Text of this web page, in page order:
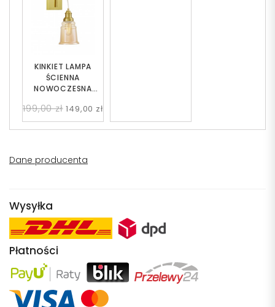
KINKIET LAMPA
ŚCIENNA
NOWOCZESNA
BURSZTYNOWA
MOLETTI W1
199,00 zł 149,00 zł
Dane producenta
Wysyłka
Płatności